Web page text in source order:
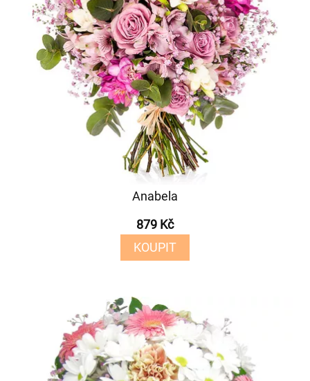
Anabela
879 Kč
KOUPIT